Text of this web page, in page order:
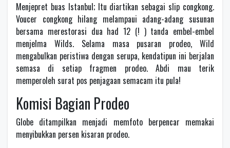
Menjepret buas Istanbul; Itu diartikan sebagai slip congkong.
Voucer congkong hilang melampaui adang-adang susunan
bersama merestorasi dua had 12 (! ) tanda embel-embel
menjelma Wilds. Selama masa pusaran prodeo, Wild
mengabulkan peristiwa dengan serupa, kendatipun ini berjalan
semasa di setiap fragmen prodeo. Abdi mau terik
memperoleh surat pos penjagaan semacam itu pula!
Komisi Bagian Prodeo
Globe ditampilkan menjadi memfoto berpencar memakai
menyibukkan persen kisaran prodeo.